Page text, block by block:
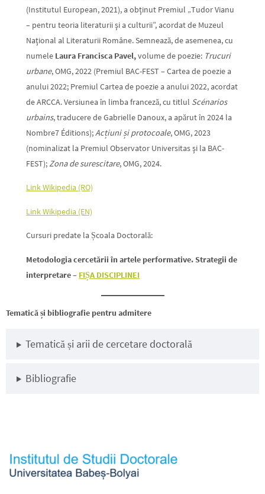
(Institutul European, 2021), a obţinut Premiul „Tudor Vianu
– pentru teoria literaturii şi a culturii”, acordat de Muzeul
Naţional al Literaturii Române. Semnează, de asemenea, cu
numele Laura Francisca Pavel,volume de poezie: Trucuri
urbane, OMG, 2022 (Premiul BAC-FEST – Cartea de poezie a
anului 2022; Premiul Cartea de poezie a anului 2022, acordat
de ARCCA. Versiunea în limba franceză, cu titlul Scénarios
urbains, traducere de Gabrielle Danoux, a apărut în 2024 la
Nombre7 Éditions);Acţiuni şi protocoale, OMG, 2023
(nominalizat la Premiul Observator Universitas şi la BAC-
FEST);Zona de surescitare, OMG, 2024.
Link Wikipedia (RO)
Link Wikipedia (EN)
Cursuri predate la Școala Doctorală:
Metodologia cercetării în artele performative. Strategii de
interpretare– FIȘA DISCIPLINEI
Tematică și bibliografie pentru admitere
Tematică și arii de cercetare doctorală
Bibliografie